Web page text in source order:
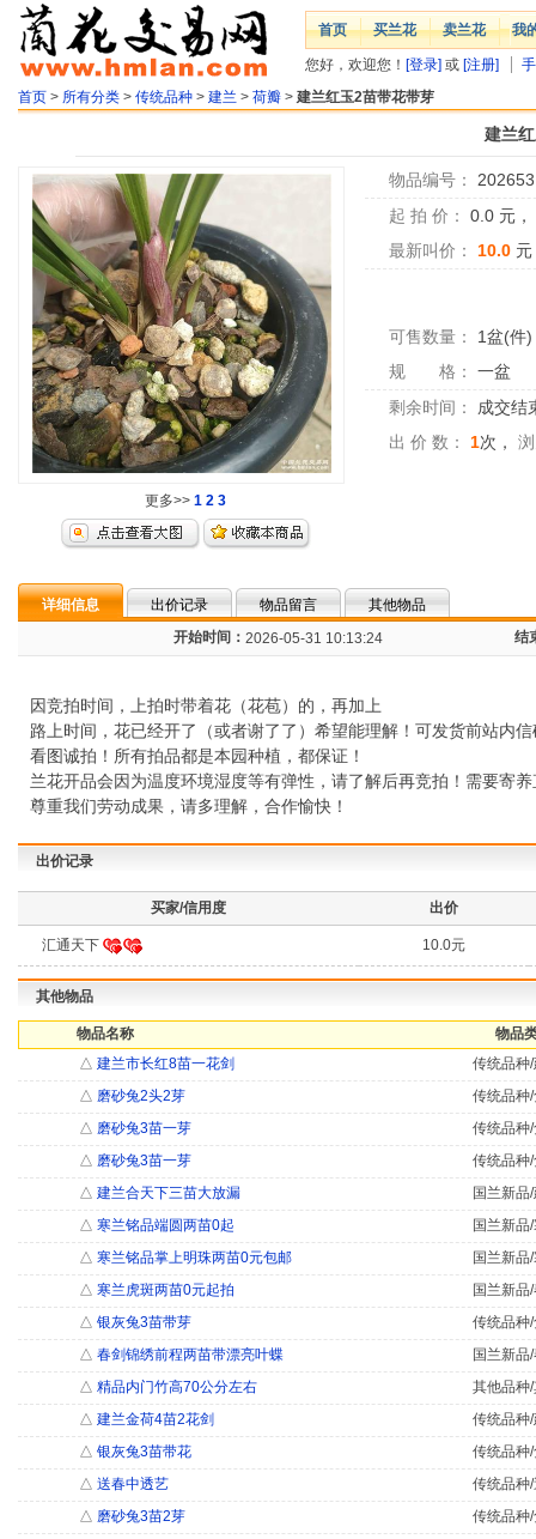
首页 买兰花 卖兰花 我
您好，欢迎您！ [登录] 或 [注册]
首页 > 所有分类 > 传统品种 > 建兰 > 荷瓣 > 建兰红玉2苗带花带芽
建兰
更多>> 1 2 3
物品编号：
起 拍 价：
0.0 元，
最新叫价：
10.0 元
可售数量： 1盆(件)
规 格：
一盆
剩余时间：
成交结
出 价 数：
1次，
详细信息 出价记录 物品留言
其他物品
开始时间： 2026-05-31 10:13:24 结
因竞拍时间，上拍时带着花（花苞）的，再加上
路上时间，花已经开了（或者谢了了）希望能理解！可发货前站内
看图诚拍！所有拍品都是本园种植，都保证！
兰花开品会因为温度环境湿度等有弹性，请了解后再竞拍！需要寄
尊重我们劳动成果，请多理解，合作愉快！
出价记录
买家/信用度 出价
汇通天下 10.0元
其他物品
物品名称
物品
△ 建兰市长红8苗一花剑
传统品种
△ 磨砂兔2头2芽
传统品种
△ 磨砂兔3苗一芽
传统品种
△ 磨砂兔3苗一芽
传统品种
△ 建兰合天下三苗大放漏
国兰新品
△ 寒兰铭品端圆两苗0起
国兰新品
△ 寒兰铭品掌上明珠两苗0元包邮
国兰新品
△ 寒兰虎斑两苗0元起拍
国兰新品
△ 银灰兔3苗带芽
传统品种
△ 春剑锦绣前程两苗带漂亮叶蝶
国兰新品
△ 精品内门竹高70公分左右
其他品种
△ 建兰金荷4苗2花剑
传统品种
△ 银灰兔3苗带花
传统品种
△ 送春中透艺
传统品种
△ 磨砂兔3苗2芽
传统品种